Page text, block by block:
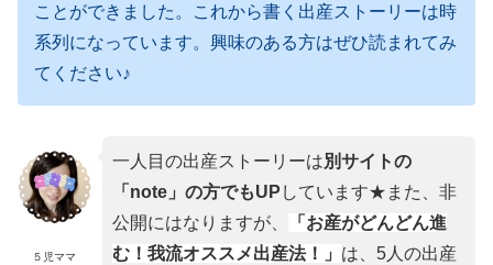
ことができました。これから書く出産ストーリーは時
系列になっています。興味のある方はぜひ読まれてみ
てください♪
５児ママ
一人目の出産ストーリーは別サイトの
「note」の方でもUP しています★また、非
公開にはなりますが、
「お産がどんどん進
む！我流オススメ出産法！」 は、5人の出産